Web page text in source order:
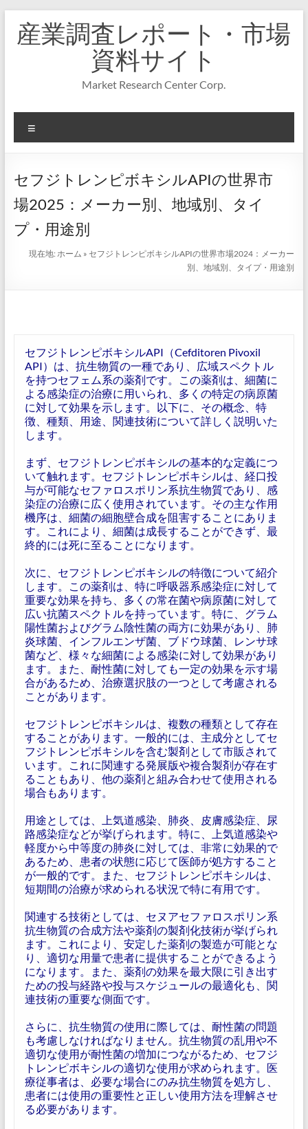
キ
プ
産業調査レポート・市場
資料サイト
Market Research Center Corp.
ニ
ー
セフジトレンピボキシルAPIの世界市
場2025：メーカー別、地域別、タイ
プ・用途別
現在地:ホーム » セフジトレンピボキシルAPIの世界市場2024：メーカー
別、地域別、タイプ・用途別
セフジトレンピボキシルAPI（Cefditoren Pivoxil
API）は、抗生物質の一種であり、広域スペクトル
を持つセフェム系の薬剤です。この薬剤は、細菌に
よる感染症の治療に用いられ、多くの特定の病原菌
に対して効果を示します。以下に、その概念、特
徴、種類、用途、関連技術について詳しく説明いた
します。
まず、セフジトレンピボキシルの基本的な定義につ
いて触れます。セフジトレンピボキシルは、経口投
与が可能なセファロスポリン系抗生物質であり、感
染症の治療に広く使用されています。その主な作用
機序は、細菌の細胞壁合成を阻害することにありま
す。これにより、細菌は成長することができず、最
終的には死に至ることになります。
次に、セフジトレンピボキシルの特徴について紹介
します。この薬剤は、特に呼吸器系感染症に対して
重要な効果を持ち、多くの常在菌や病原菌に対して
広い抗菌スペクトルを持っています。特に、グラム
陽性菌およびグラム陰性菌の両方に効果があり、肺
炎球菌、インフルエンザ菌、ブドウ球菌、レンサ球
菌など、様々な細菌による感染に対して効果があり
ます。また、耐性菌に対しても一定の効果を示す場
合があるため、治療選択肢の一つとして考慮される
ことがあります。
セフジトレンピボキシルは、複数の種類として存在
することがあります。一般的には、主成分としてセ
フジトレンピボキシルを含む製剤として市販されて
います。これに関連する発展版や複合製剤が存在す
ることもあり、他の薬剤と組み合わせて使用される
場合もあります。
用途としては、上気道感染、肺炎、皮膚感染症、尿
路感染症などが挙げられます。特に、上気道感染や
軽度から中等度の肺炎に対しては、非常に効果的で
あるため、患者の状態に応じて医師が処方すること
が一般的です。また、セフジトレンピボキシルは、
短期間の治療が求められる状況で特に有用です。
関連する技術としては、セヌアセファロスポリン系
抗生物質の合成方法や薬剤の製剤化技術が挙げられ
ます。これにより、安定した薬剤の製造が可能とな
り、適切な用量で患者に提供することができるよう
になります。また、薬剤の効果を最大限に引き出す
ための投与経路や投与スケジュールの最適化も、関
連技術の重要な側面です。
さらに、抗生物質の使用に際しては、耐性菌の問題
も考慮しなければなりません。抗生物質の乱用や不
適切な使用が耐性菌の増加につながるため、セフジ
トレンピボキシルの適切な使用が求められます。医
療従事者は、必要な場合にのみ抗生物質を処方し、
患者には使用の重要性と正しい使用方法を理解させ
る必要があります。